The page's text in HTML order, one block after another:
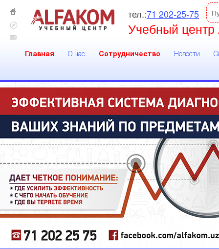
тел.:71 202-25-75
Учебный центр
Главная О нас Сотрудничество Новости